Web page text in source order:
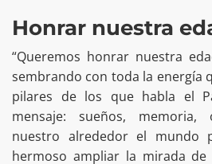
Honrar nuestra
“Queremos honrar nuestra
sembrando con toda la energía
pilares de los que habla el
mensaje: sueños,
nuestro alrededor el mundo
hermoso ampliar la mirada